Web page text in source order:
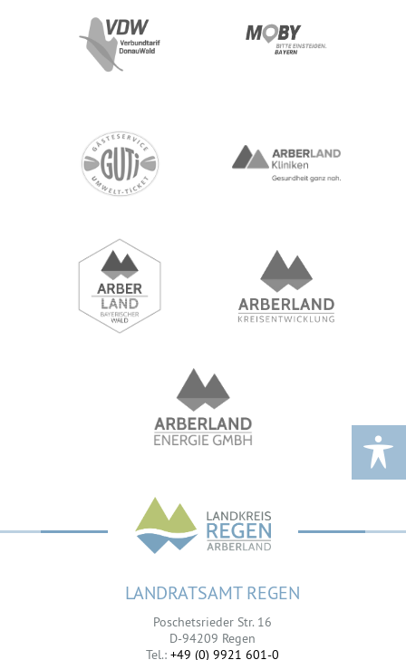
LANDRATSAMT REGEN
Poschetsrieder Str. 16
D-94209 Regen
Tel.: +49 (0) 9921 601-0